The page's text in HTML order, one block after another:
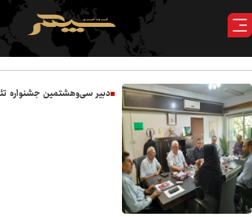
دبیر سی‌وهشتمین جشنواره